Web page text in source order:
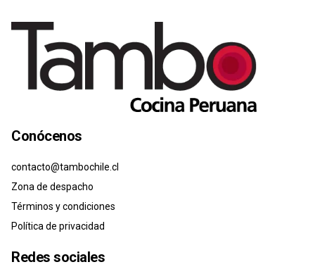
Conócenos
contacto@tambochile.cl
Zona de despacho
Términos y condiciones
Política de privacidad
Redes sociales